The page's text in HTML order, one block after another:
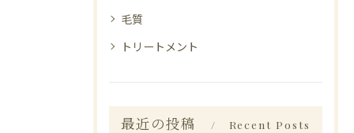
毛質
トリートメント
最近の投稿 Recent Posts